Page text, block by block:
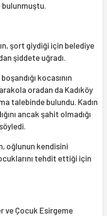
bulunmuştu.
şort giydiği için belediye
şiddete uğradı.
kocasının
oradan da Kadıköy
talebinde bulundu. Kadın
ancak şahit olmadığı
oğlunun kendisini
tehdit ettiği için
ve Çocuk Esirgeme